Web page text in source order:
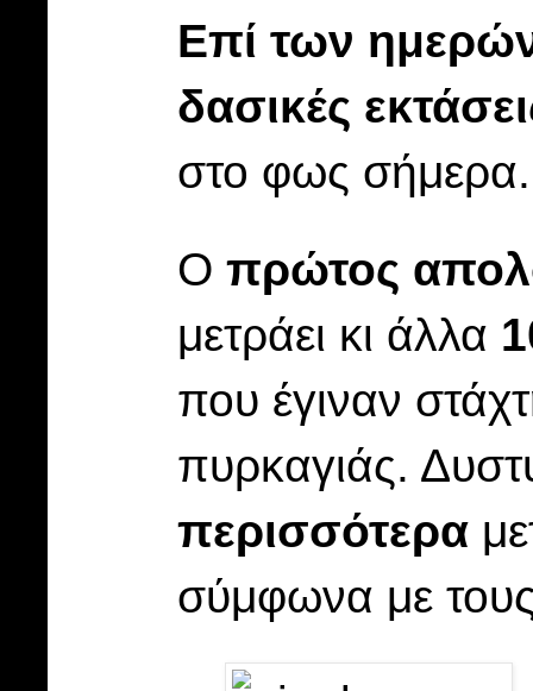
Επί των
δασικές
στο φως σήμερα.
Ο πρώτος
μετράει κι άλλα
που έγιναν
πυρκαγιάς.
περισσότερα
σύμφωνα με τους